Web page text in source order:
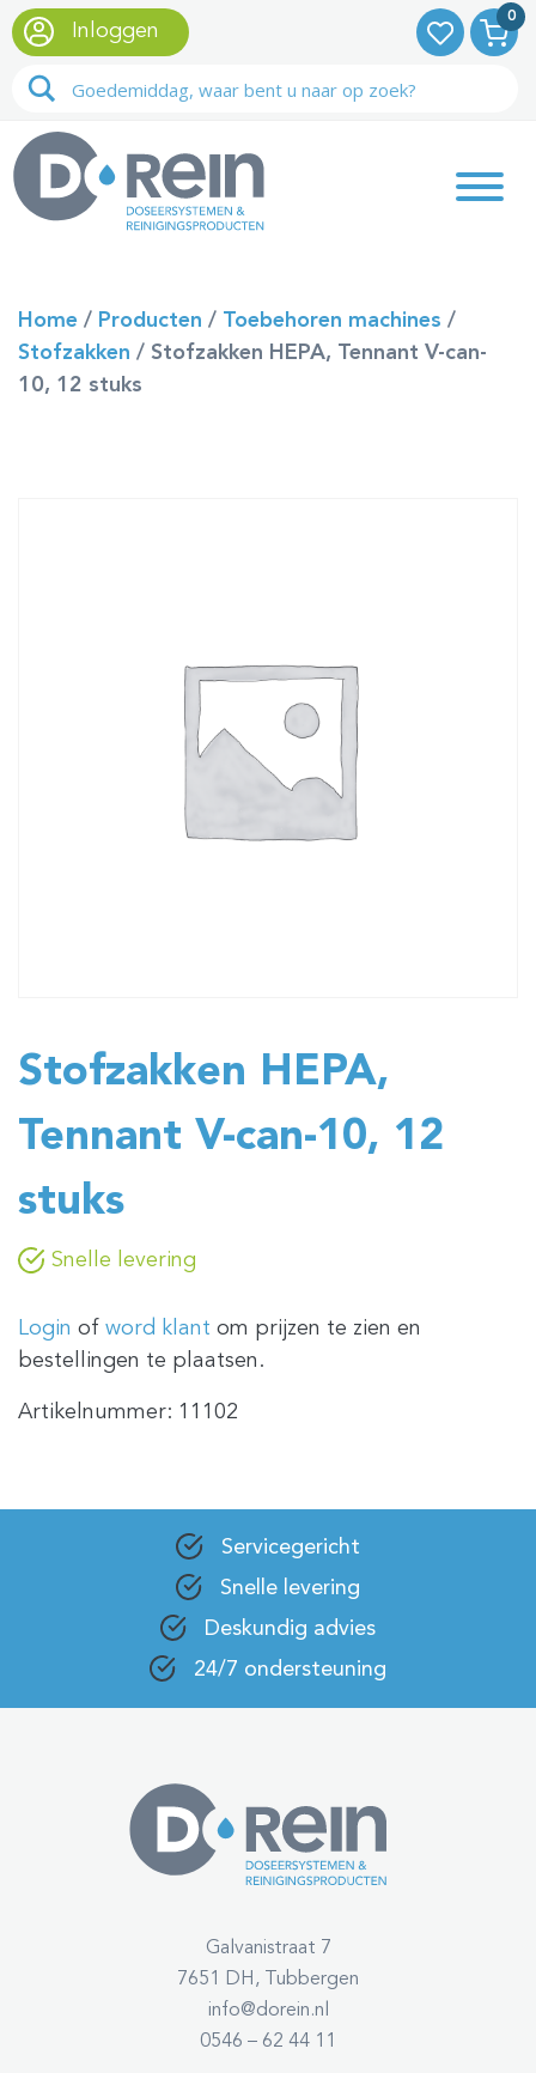
0
Inloggen
Home / Producten / Toebehoren machines /
Stofzakken / Stofzakken HEPA, Tennant V-can-
10, 12 stuks
Stofzakken HEPA,
Tennant V-can-10, 12
stuks
Snelle levering
Login of word klant om prijzen te zien en
bestellingen te plaatsen.
Artikelnummer: 11102
Servicegericht
Snelle levering
Deskundig advies
24/7 ondersteuning
Galvanistraat 7
7651 DH, Tubbergen
info@dorein.nl
0546 – 62 44 11